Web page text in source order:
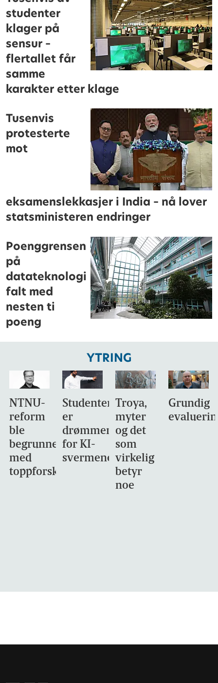
studenter
klager på
sensur –
flertallet får
samme
karakter etter klage
Tusenvis
protesterte
mot
eksamenslekkasjer i India – nå lover
statsministeren endringer
Poenggrensen
på
datateknologi
falt med
nesten ti
poeng
YTRING
NTNU-
reform
ble
begrunnet
med
toppforskning
Studentene
er
drømmemålet
for KI-
svermene
Troya,
myter
og det
som
virkelig
betyr
noe
Grundig